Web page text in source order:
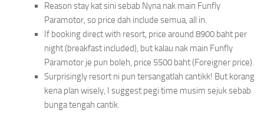
Reason stay kat sini sebab Nyna nak main Funfly
Paramotor, so price dah include semua, all in.
If booking direct with resort, price around 8900 baht per
night (breakfast included), but kalau nak main Funfly
Paramotor je pun boleh, price 5500 baht (Foreigner price).
Surprisingly resort ni pun tersangatlah cantikk! But korang
kena plan wisely, I suggest pegi time musim sejuk sebab
bunga tengah cantik.